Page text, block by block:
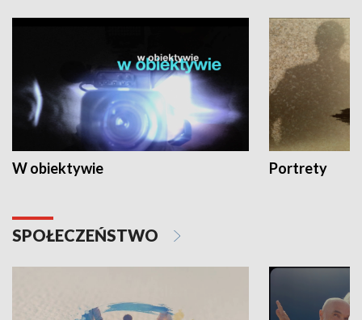
W obiektywie Portrety
SPOŁECZEŃSTWO